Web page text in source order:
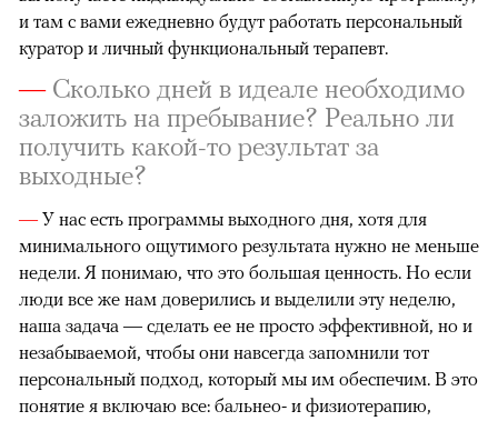
и там с вами ежедневно будут работать персональный
куратор и личный функциональный терапевт.
—Сколько дней в идеале необходимо
заложить на пребывание? Реально ли
получить какой-то результат за
выходные?
— У нас есть программы выходного дня, хотя для
минимального ощутимого результата нужно не меньше
недели. Я понимаю, что это большая ценность. Но если
люди все же нам доверились и выделили эту неделю,
наша задача — сделать ее не просто эффективной, но и
незабываемой, чтобы они навсегда запом­нили тот
персональный подход, который мы им обеспечим. В это
понятие я включаю все: бальнео- и физиотерапию,